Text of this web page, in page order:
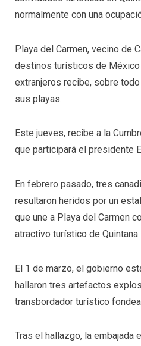
normalmente con una
Playa del Carmen, vecino de
destinos turísticos de
extranjeros recibe, sobre
sus playas.
Este jueves, recibe a la
que participará el presidente
En febrero pasado, tres
resultaron heridos por un
que une a Playa del Carmen
atractivo turístico de Quintana
El 1 de marzo, el gobierno
hallaron tres artefactos
transbordador turístico
Tras el hallazgo, la embajada